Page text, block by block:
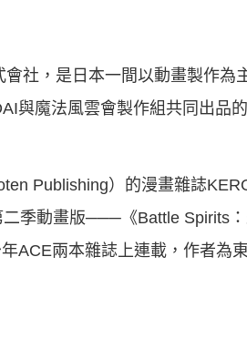
社，是日本一間以動畫製作為
與魔法風雲會製作組共同出品
Publishing）的漫畫雜誌
季動畫版───《Battle Spirits
ACE兩本雜誌上連載，作者為